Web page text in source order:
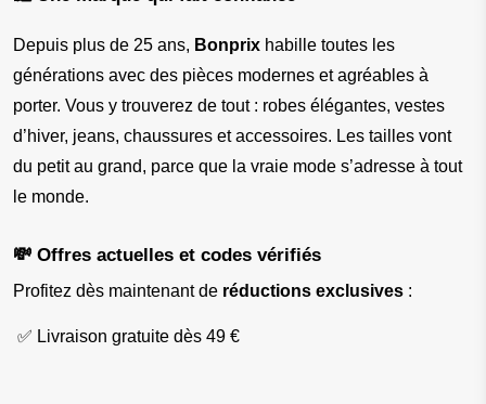
Depuis plus de 25 ans, Bonprix habille toutes les
générations avec des pièces modernes et agréables à
porter. Vous y trouverez de tout : robes élégantes, vestes
d’hiver, jeans, chaussures et accessoires. Les tailles vont
du petit au grand, parce que la vraie mode s’adresse à tout
le monde.
💸 Offres actuelles et codes vérifiés
Profitez dès maintenant de réductions exclusives :
✅ Livraison gratuite dès 49 €